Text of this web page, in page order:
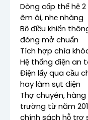
Dòng cốp thế hệ
êm ái, nhẹ nhàng
Bộ điều khiển
đóng mở chuẩn
Tích hợp chìa
Hệ thống điện an
Điện lấy qua cầu
hay làm sụt điện
Thợ chuyên,
trường từ năm
chính sách hỗ trợ